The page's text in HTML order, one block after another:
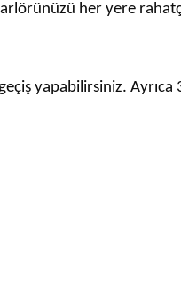
her yere
yapabilirsiniz.